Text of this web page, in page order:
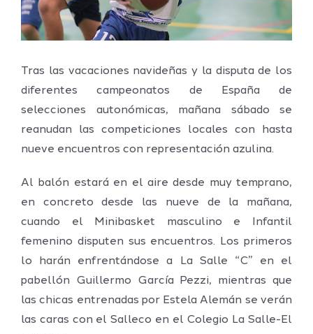
Tras las vacaciones navideñas y la disputa de los
diferentes campeonatos de España de
selecciones autonómicas, mañana sábado se
reanudan las competiciones locales con hasta
nueve encuentros con representación azulina.
Al balón estará en el aire desde muy temprano,
en concreto desde las nueve de la mañana,
cuando el Minibasket masculino e Infantil
femenino disputen sus encuentros. Los primeros
lo harán enfrentándose a La Salle “C” en el
pabellón Guillermo García Pezzi, mientras que
las chicas entrenadas por Estela Alemán se verán
las caras con el Salleco en el Colegio La Salle-El